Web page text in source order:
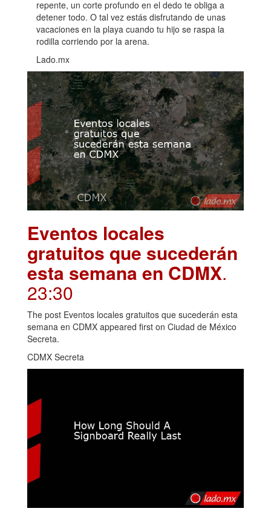
repente, un corte profundo en el dedo te obliga a
detener todo. O tal vez estás disfrutando de unas
vacaciones en la playa cuando tu hijo se raspa la
rodilla corriendo por la arena.
Lado.mx
Eventos locales
gratuitos que sucederán
esta semana en CDMX.
23:30
The post Eventos locales gratuitos que sucederán esta
semana en CDMX appeared first on Ciudad de México
Secreta.
CDMX Secreta